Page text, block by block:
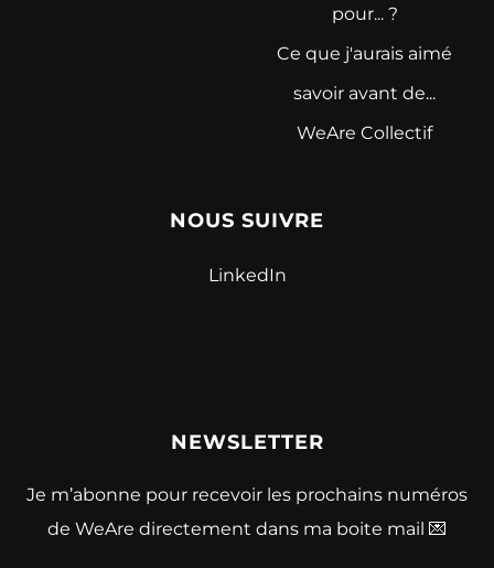
pour... ?
Ce que j'aurais aimé
savoir avant de...
WeAre Collectif
NOUS SUIVRE
LinkedIn
NEWSLETTER
Je m’abonne pour recevoir les prochains numéros
de WeAre directement dans ma boite mail 💌